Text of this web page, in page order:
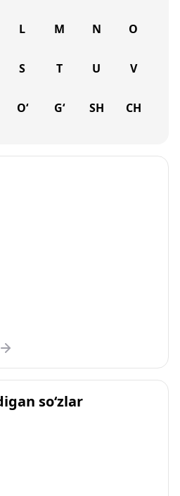
L M N O
S T U V
O‘ G‘ SH CH
so‘zlar